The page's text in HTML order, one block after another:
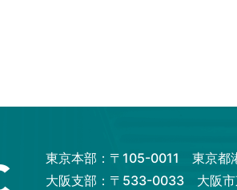
東京本部：〒105-0011 東京都
大阪支部：〒533-0033 大阪市